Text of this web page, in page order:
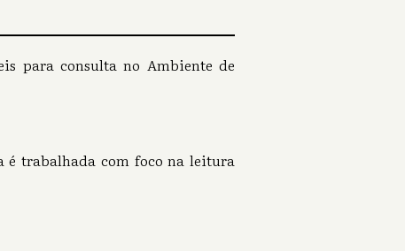
para consulta no Ambiente de
é trabalhada com foco na leitura